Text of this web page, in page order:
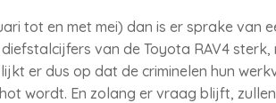
tot en met mei) dan is er sprake van
van de Toyota RAV4 sterk,
er dus op dat de criminelen hun
wordt. En zolang er vraag blijft,